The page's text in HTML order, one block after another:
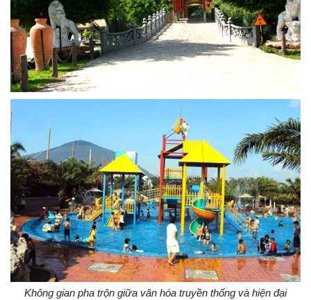
Không gian pha trộn giữa văn hóa truyền thống và hiện đại